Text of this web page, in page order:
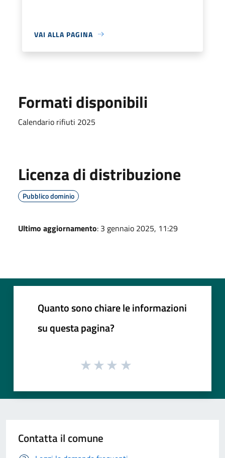
VAI ALLA PAGINA
Formati disponibili
Calendario rifiuti 2025
Licenza di distribuzione
Pubblico dominio
Ultimo aggiornamento: 3 gennaio 2025, 11:29
Quanto sono chiare le informazioni
su questa pagina?
Contatta il comune